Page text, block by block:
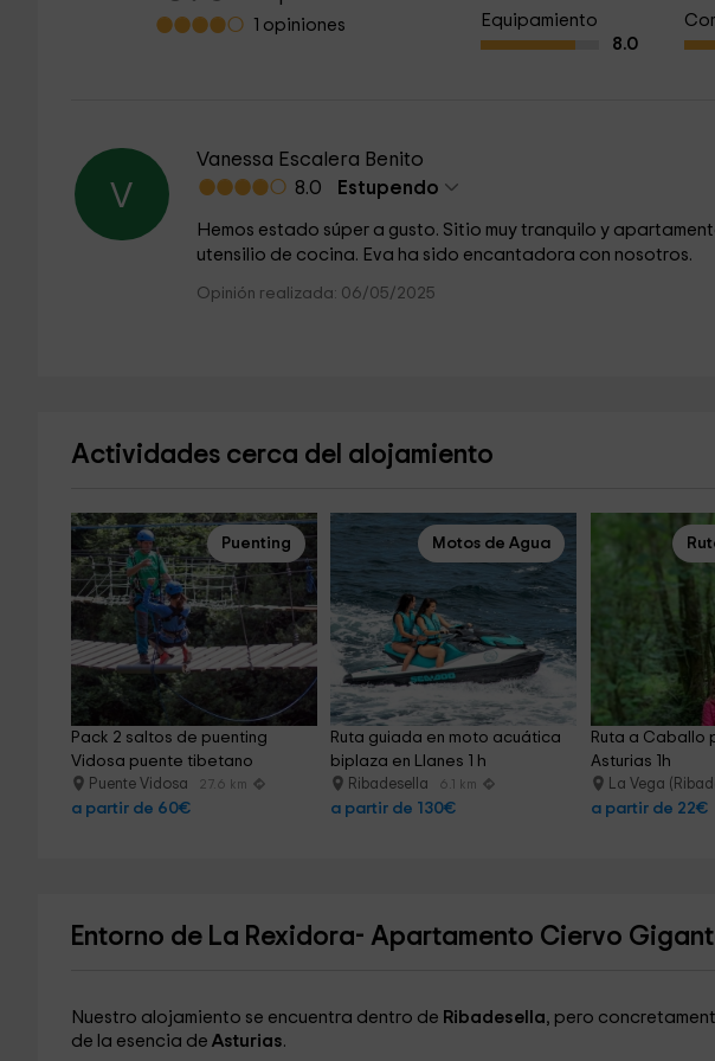
1 opiniones
Equipamiento
8.0
V
Vanessa Escalera Benito
8.0 Estupendo
Hemos estado súper a gusto. Sitio muy tranquilo y
utensilio de cocina. Eva ha sido encantadora con nosotros.
Opinión realizada: 06/05/2025
Actividades cerca del alojamiento
Puenting
Pack 2 saltos de puenting
Vidosa puente tibetano
Puente Vidosa 27.6 km
a partir de 60€
Motos de Agua
Ruta guiada en moto acuática
biplaza en Llanes 1 h
Ribadesella 6.1 km
a partir de 130€
Ruta a Caballo
Asturias 1h
La Vega
a partir de 22€
Entorno de La Rexidora- Apartamento Ciervo
Nuestro alojamiento se encuentra dentro de Ribadesella, pero
de la esencia de Asturias.